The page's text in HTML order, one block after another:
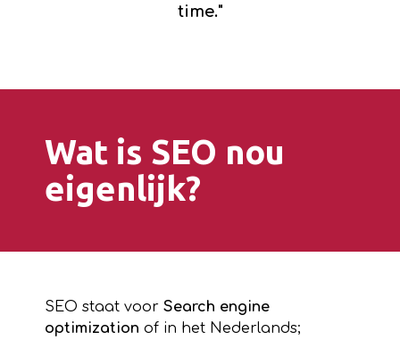
time."
Wat is SEO nou
eigenlijk?​
SEO staat voor Search engine
optimization of in het Nederlands;